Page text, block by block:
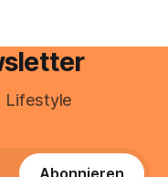
Lifestyle
Abonnieren